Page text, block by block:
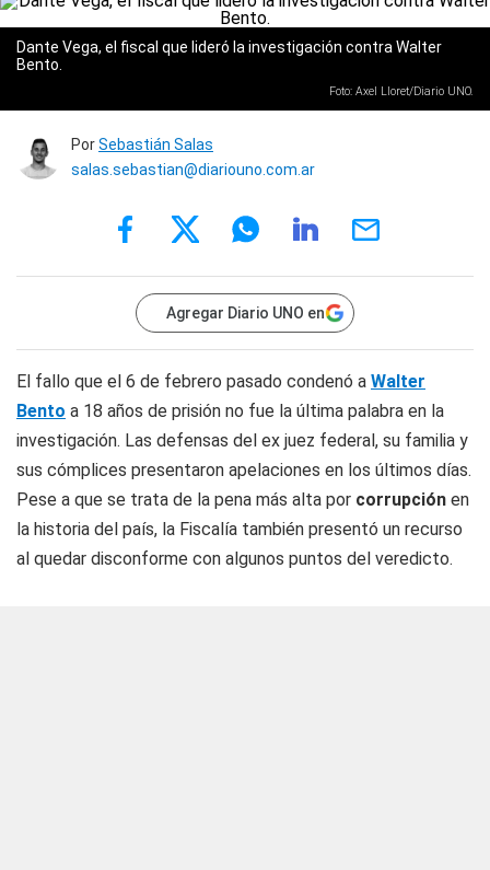
Dante Vega, el fiscal que lideró la investigación contra Walter
Bento.
Foto: Axel Lloret/Diario UNO.
PorSebastián Salas
salas.sebastian@diariouno.com.ar
Agregar Diario UNO en
El fallo que el 6 de febrero pasado condenó a Walter
Bento a 18 años de prisión no fue la última palabra en la
investigación. Las defensas del ex juez federal, su familia y
sus cómplices presentaron apelaciones en los últimos días.
Pese a que se trata de la pena más alta por corrupción en
la historia del país, la Fiscalía también presentó un recurso
al quedar disconforme con algunos puntos del veredicto.